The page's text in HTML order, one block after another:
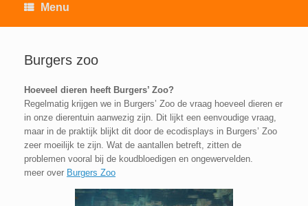
Menu
Burgers zoo
Hoeveel dieren heeft Burgers’ Zoo?
Regelmatig krijgen we in Burgers’ Zoo de vraag hoeveel dieren er
in onze dierentuin aanwezig zijn. Dit lijkt een eenvoudige vraag,
maar in de praktijk blijkt dit door de ecodisplays in Burgers’ Zoo
zeer moeilijk te zijn. Wat de aantallen betreft, zitten de
problemen vooral bij de koudbloedigen en ongewervelden.
meer over Burgers Zoo